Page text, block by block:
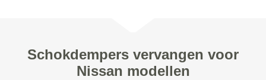
Schokdempers vervangen voor
Nissan modellen